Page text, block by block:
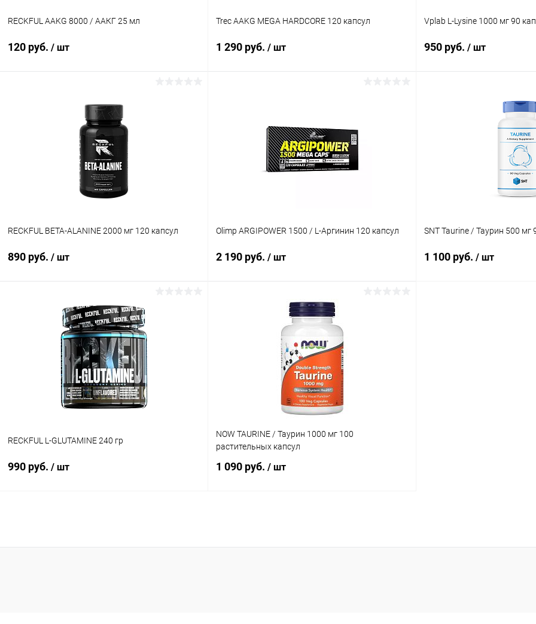
RECKFUL AAKG 8000 / ААКГ 25 мл
120 руб. / шт
Сравнение
В наличии
Trec AAKG MEGA HARDCORE 120 капсул
1 290 руб. / шт
Купить в 1 клик Сравнение
В избранное В наличии
Vplab L-Lysine 1000 мг 90
950 руб. / шт
RECKFUL BETA-ALANINE 2000 мг 120 капсул
890 руб. / шт
В корзину
Купить в 1 клик Сравнение
В избранное В наличии
Olimp ARGIPOWER 1500 / L-Аргинин 120 капсул
2 190 руб. / шт
В корзину
Купить в 1 клик Сравнение
В наличии
SNT Taurine / Таурин 500 мг
1 100 руб. / шт
RECKFUL L-GLUTAMINE 240 гр
990 руб. / шт
Купить в 1 клик Сравнение
NOW TAURINE / Таурин 1000 мг 100
растительных капсул
1 090 руб. / шт
Купить в 1 клик Сравнение